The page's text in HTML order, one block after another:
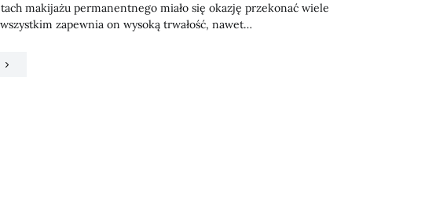
makijażu permanentnego miało się okazję przekonać wiele
zapewnia on wysoką trwałość, nawet…